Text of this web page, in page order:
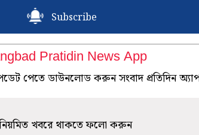
Subscribe
Pratidin News App
পেতে ডাউনলোড করুন সংবাদ প্রতিদিন
খবরে থাকতে ফলো করুন